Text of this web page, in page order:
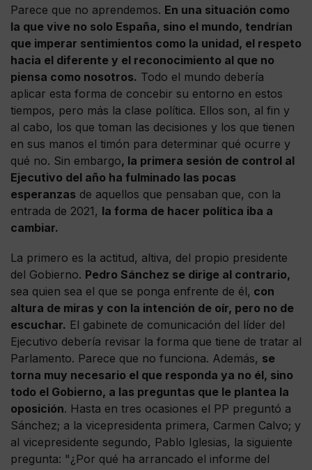
Parece que no aprendemos. En una situación como
la que vive no solo España, sino el mundo, tendrían
que imperar sentimientos como la unidad, el respeto
hacia el diferente y el reconocimiento al que no
piensa como nosotros. Todo el mundo debería
aplicar esta forma de concebir su entorno en estos
tiempos, pero más la clase política. Ellos son, al fin y
al cabo, los que toman las decisiones y los que tienen
en sus manos el timón para determinar qué ocurre y
qué no. Sin embargo, la primera sesión de control al
Ejecutivo del año ha fulminado las pocas
esperanzas de aquellos que pensaban que, con la
entrada de 2021, la forma de hacer política iba a
cambiar.
La primero es la actitud, altiva, del propio presidente
del Gobierno. Pedro Sánchez se dirige al contrario,
sea quien sea el que se ponga enfrente de él, con
altura de miras y con la intención de oír, pero no de
escuchar. El gabinete de comunicación del líder del
Ejecutivo debería revisar la forma que tiene de tratar al
Parlamento. Parece que no funciona. Además, se
torna muy necesario el que responda ya no él, sino
todo el Gobierno, a las preguntas que le plantea la
oposición. Hasta en tres ocasiones el PP preguntó a
Sánchez; a la vicepresidenta primera, Carmen Calvo; y
al vicepresidente segundo, Pablo Iglesias, la siguiente
pregunta: "¿Por qué ha arrancado el informe del